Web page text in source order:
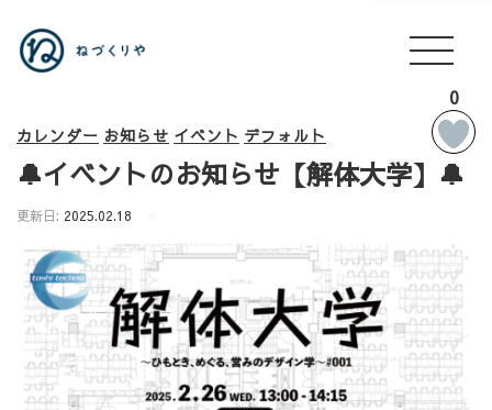
カレンダー お知らせ イベント デフォルト
🔔イベントのお知らせ【解体大学】🔔
更新日: 2025.02.18
0